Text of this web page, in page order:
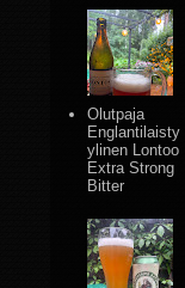
Olutpaja
Englantilaisty
ylinen Lontoo
Extra Strong
Bitter